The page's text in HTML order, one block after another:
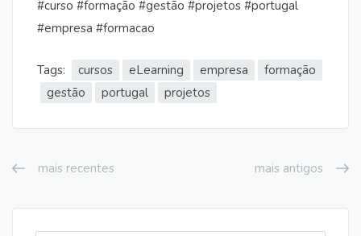
#curso #formação #gestão #projetos #portugal
#empresa #formacao
Tags: cursos eLearning empresa
formação
gestão
portugal projetos
mais recentes mais antigos